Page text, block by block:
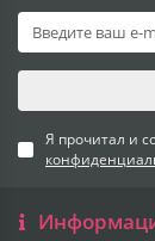
Я прочитал и